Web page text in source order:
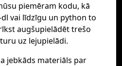
piemēram kodu, kā
vai līdzīgu un python to
augšupielādēt trešo
uz lejupielādi.
jebkāds materiāls par